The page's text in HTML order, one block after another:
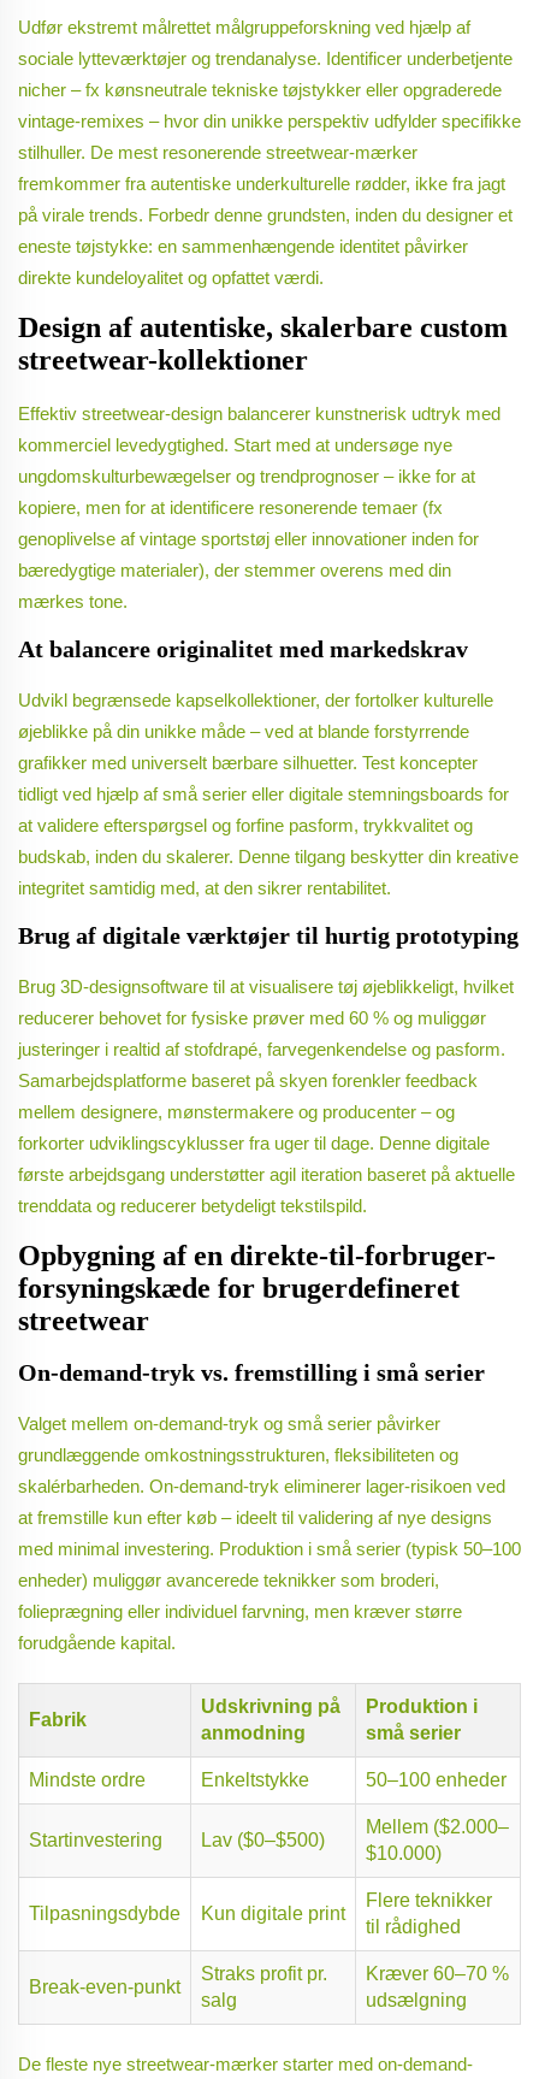
Udfør ekstremt målrettet målgruppeforskning ved hjælp af
sociale lytteværktøjer og trendanalyse. Identificer underbetjente
nicher – fx kønsneutrale tekniske tøjstykker eller opgraderede
vintage-remixes – hvor din unikke perspektiv udfylder specifikke
stilhuller. De mest resonerende streetwear-mærker
fremkommer fra autentiske underkulturelle rødder, ikke fra jagt
på virale trends. Forbedr denne grundsten, inden du designer et
eneste tøjstykke: en sammenhængende identitet påvirker
direkte kundeloyalitet og opfattet værdi.
Design af autentiske, skalerbare custom
streetwear-kollektioner
Effektiv streetwear-design balancerer kunstnerisk udtryk med
kommerciel levedygtighed. Start med at undersøge nye
ungdomskulturbewægelser og trendprognoser – ikke for at
kopiere, men for at identificere resonerende temaer (fx
genoplivelse af vintage sportstøj eller innovationer inden for
bæredygtige materialer), der stemmer overens med din
mærkes tone.
At balancere originalitet med markedskrav
Udvikl begrænsede kapselkollektioner, der fortolker kulturelle
øjeblikke på din unikke måde – ved at blande forstyrrende
grafikker med universelt bærbare silhuetter. Test koncepter
tidligt ved hjælp af små serier eller digitale stemningsboards for
at validere efterspørgsel og forfine pasform, trykkvalitet og
budskab, inden du skalerer. Denne tilgang beskytter din kreative
integritet samtidig med, at den sikrer rentabilitet.
Brug af digitale værktøjer til hurtig prototyping
Brug 3D-designsoftware til at visualisere tøj øjeblikkeligt, hvilket
reducerer behovet for fysiske prøver med 60 % og muliggør
justeringer i realtid af stofdrapé, farvegenkendelse og pasform.
Samarbejdsplatforme baseret på skyen forenkler feedback
mellem designere, mønstermakere og producenter – og
forkorter udviklingscyklusser fra uger til dage. Denne digitale
første arbejdsgang understøtter agil iteration baseret på aktuelle
trenddata og reducerer betydeligt tekstilspild.
Opbygning af en direkte-til-forbruger-
forsyningskæde for brugerdefineret
streetwear
On-demand-tryk vs. fremstilling i små serier
Valget mellem on-demand-tryk og små serier påvirker
grundlæggende omkostningsstrukturen, fleksibiliteten og
skalérbarheden. On-demand-tryk eliminerer lager-risikoen ved
at fremstille kun efter køb – ideelt til validering af nye designs
med minimal investering. Produktion i små serier (typisk 50–100
enheder) muliggør avancerede teknikker som broderi,
folieprægning eller individuel farvning, men kræver større
forudgående kapital.
Fabrik
Udskrivning på
anmodning
Produktion i
små serier
Mindste ordre Enkeltstykke 50–100 enheder
Startinvestering Lav ($0–$500)
Mellem ($2.000–
$10.000)
Tilpasningsdybde Kun digitale print
Flere teknikker
til rådighed
Break-even-punkt
Straks profit pr.
salg
Kræver 60–70 %
udsælgning
De fleste nye streetwear-mærker starter med on-demand-